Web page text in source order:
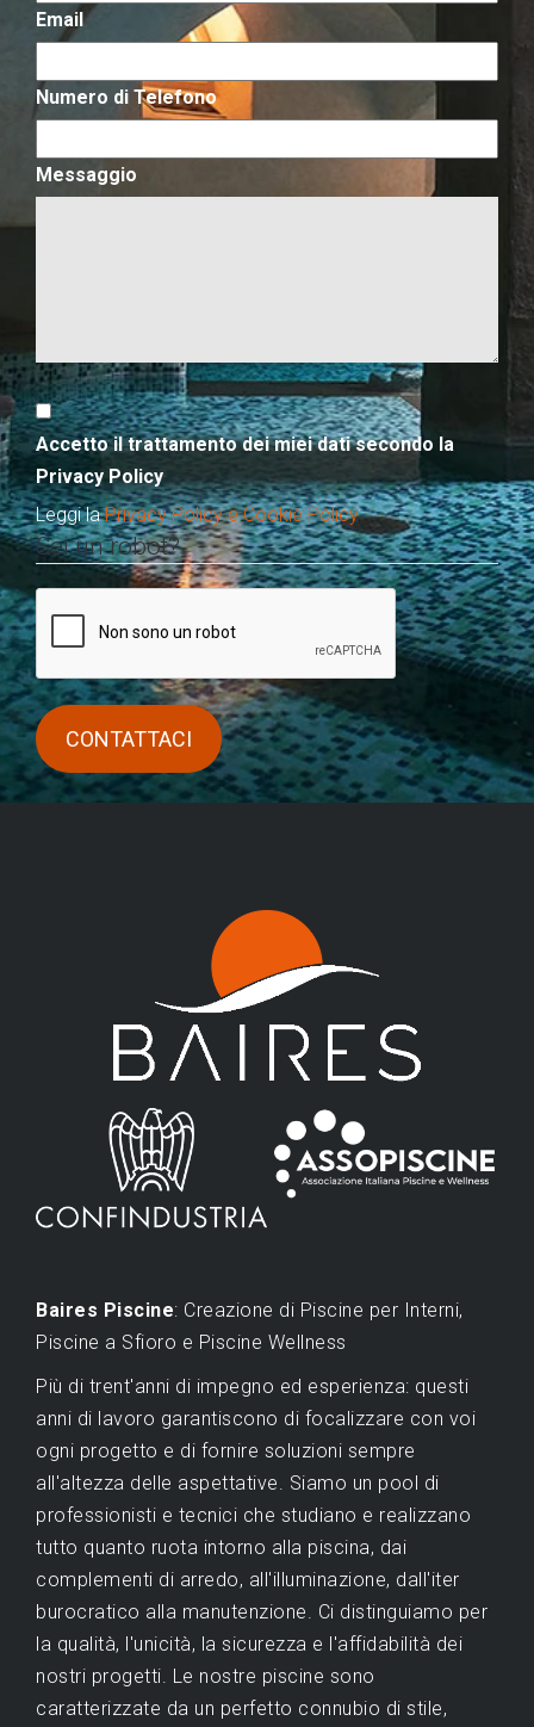
Email
Numero di Telefono
Messaggio
Accetto il trattamento dei miei dati secondo la
Privacy Policy
Leggi laPrivacy Policy e Cookie Policy
Sei un robot?
Baires Piscine: Creazione di Piscine per Interni,
Piscine a Sfioro e Piscine Wellness
Più di trent'anni di impegno ed esperienza: questi
anni di lavoro garantiscono di focalizzare con voi
ogni progetto e di fornire soluzioni sempre
all'altezza delle aspettative. Siamo un pool di
professionisti e tecnici che studiano e realizzano
tutto quanto ruota intorno alla piscina, dai
complementi di arredo, all'illuminazione, dall'iter
burocratico alla manutenzione. Ci distinguiamo per
la qualità, l'unicità, la sicurezza e l'affidabilità dei
nostri progetti. Le nostre piscine sono
caratterizzate da un perfetto connubio di stile,